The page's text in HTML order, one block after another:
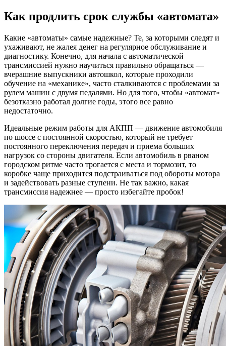
Как продлить срок службы «автомата»
Какие «автоматы» самые надежные? Те, за которыми следят и
ухаживают, не жалея денег на регулярное обслуживание и
диагностику. Конечно, для начала с автоматической
трансмиссией нужно научиться правильно обращаться —
вчерашние выпускники автошкол, которые проходили
обучение на «механике», часто сталкиваются с проблемами за
рулем машин с двумя педалями. Но для того, чтобы «автомат»
безотказно работал долгие годы, этого все равно
недостаточно.
Идеальные режим работы для АКПП — движение автомобиля
по шоссе с постоянной скоростью, который не требует
постоянного переключения передач и приема больших
нагрузок со стороны двигателя. Если автомобиль в рваном
городском ритме часто трогается с места и тормозит, то
коробке чаще приходится подстраиваться под обороты мотора
и задействовать разные ступени. Не так важно, какая
трансмиссия надежнее — просто избегайте пробок!